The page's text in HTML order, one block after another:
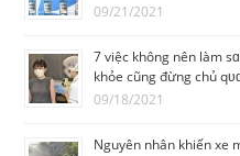
09/21/2021
7 việc không nên làm
khỏe cũng đừng chủ
09/18/2021
Nguyên nhân khiến xe